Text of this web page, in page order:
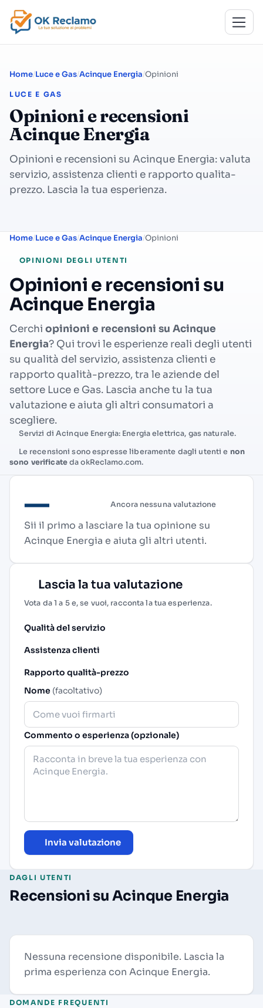
Home Luce e Gas Acinque Energia Opinioni
LUCE E GAS
Opinioni e recensioni
Acinque Energia
Opinioni e recensioni su Acinque Energia: valuta
servizio, assistenza clienti e rapporto qualita-
prezzo. Lascia la tua esperienza.
Home Luce e Gas Acinque Energia Opinioni
OPINIONI DEGLI UTENTI
Opinioni e recensioni su
Acinque Energia
Cerchi opinioni e recensioni su Acinque
Energia? Qui trovi le esperienze reali degli utenti
su qualità del servizio, assistenza clienti e
rapporto qualità-prezzo, tra le aziende del
settore Luce e Gas. Lascia anche tu la tua
valutazione e aiuta gli altri consumatori a
scegliere.
Servizi di Acinque Energia: Energia elettrica, gas naturale.
Le recensioni sono espresse liberamente dagli utenti e non
sono verificateda okReclamo.com.
— Ancora nessuna valutazione
Sii il primo a lasciare la tua opinione su
Acinque Energia e aiuta gli altri utenti.
Lascia la tua valutazione
Vota da 1 a 5 e, se vuoi, racconta la tua esperienza.
Qualità del servizio
Assistenza clienti
Rapporto qualità-prezzo
Nome (facoltativo)
Commento o esperienza (opzionale)
Invia valutazione
DAGLI UTENTI
Recensioni su Acinque Energia
Nessuna recensione disponibile. Lascia la
prima esperienza con Acinque Energia.
DOMANDE FREQUENTI